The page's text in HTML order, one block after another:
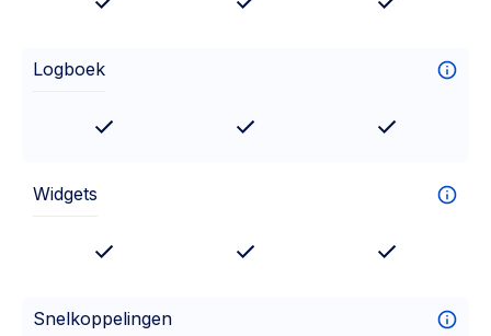
Logboek
Widgets
Snelkoppelingen